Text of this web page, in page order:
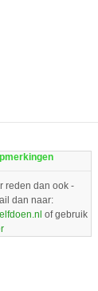
reden dan ook -
dan naar:
of gebruik